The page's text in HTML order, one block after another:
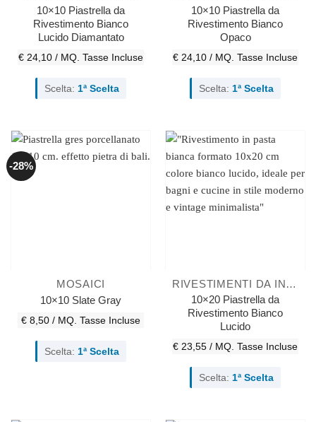
10×10 Piastrella da
Rivestimento Bianco
Lucido Diamantato
€ 24,10 / MQ. Tasse Incluse
Scelta: 1ª Scelta
10×10 Piastrella da
Rivestimento Bianco
Opaco
€ 24,10 / MQ. Tasse Incluse
Scelta: 1ª Scelta
-28%
MOSAICI
10×10 Slate Gray
€ 8,50 / MQ. Tasse Incluse
Scelta: 1ª Scelta
RIVESTIMENTI DA INTERNO
10×20 Piastrella da
Rivestimento Bianco
Lucido
€ 23,55 / MQ. Tasse Incluse
Scelta: 1ª Scelta